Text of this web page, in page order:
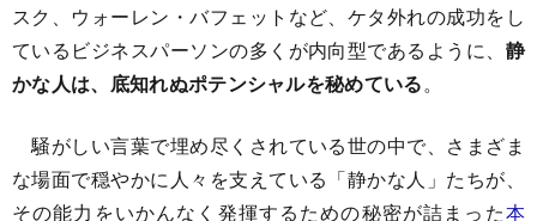
スク、ウォーレン・バフェットなど、ケタ外れの成功をし
ているビジネスパーソンの多くが内向型であるように、 静
かな人は、底知れぬポテンシャルを秘めている。
騒がしい言葉で埋め尽くされている世の中で、さまざま
な場面で穏やかに人々を支えている「静かな人」たちが、
その能力をいかんなく発揮するための秘密が詰まった本